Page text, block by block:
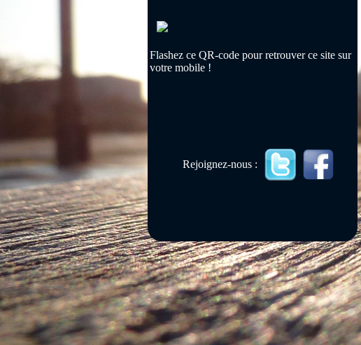
Flashez ce QR-code pour retrouver ce site sur
votre mobile !
Rejoignez-nous :